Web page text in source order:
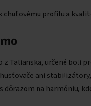
profilu a
z Talianska, určené boli
ani
dôrazom na harmóniu,